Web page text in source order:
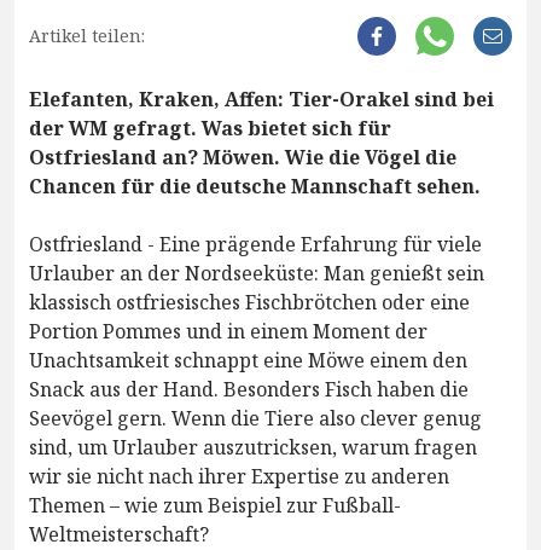
Artikel teilen:
Elefanten, Kraken, Affen: Tier-Orakel sind bei
der WM gefragt. Was bietet sich für
Ostfriesland an? Möwen. Wie die Vögel die
Chancen für die deutsche Mannschaft sehen.
Ostfriesland - Eine prägende Erfahrung für viele
Urlauber an der Nordseeküste: Man genießt sein
klassisch ostfriesisches Fischbrötchen oder eine
Portion Pommes und in einem Moment der
Unachtsamkeit schnappt eine Möwe einem den
Snack aus der Hand. Besonders Fisch haben die
Seevögel gern. Wenn die Tiere also clever genug
sind, um Urlauber auszutricksen, warum fragen
wir sie nicht nach ihrer Expertise zu anderen
Themen – wie zum Beispiel zur Fußball-
Weltmeisterschaft?